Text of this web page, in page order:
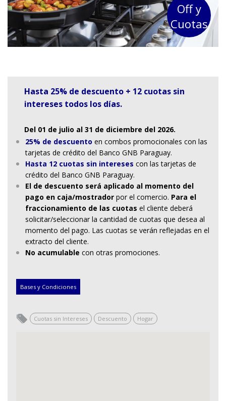
Off y
Cuotas
Hasta 25% de descuento + 12 cuotas sin
intereses todos los días.
Del 01 de julio al 31 de diciembre del 2026.
25% de descuento en combos promocionales con las
tarjetas de crédito del Banco GNB Paraguay.
Hasta 12 cuotas sin intereses con las tarjetas de
crédito del Banco GNB Paraguay.
El de descuento será aplicado al momento del
pago en caja/mostradorpor el comercio. Para el
fraccionamiento de las cuotas el cliente deberá
solicitar/seleccionar la cantidad de cuotas que desea al
momento del pago. Las cuotas se verán reflejadas en el
extracto del cliente.
No acumulable con otras promociones.
Bases y Condiciones
Cuotas sin Intereses Descuento Hogar